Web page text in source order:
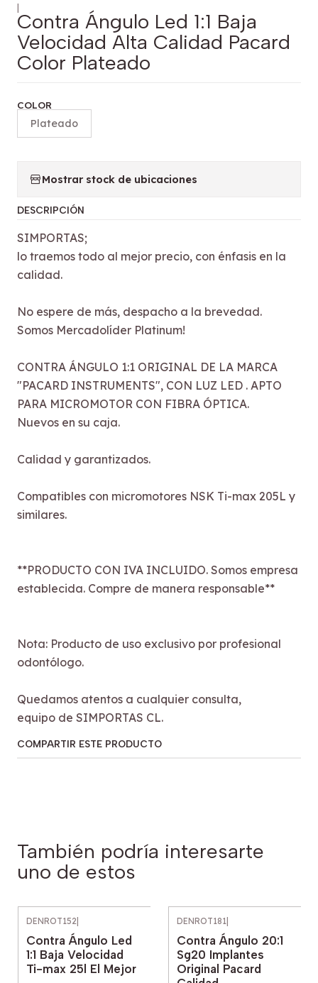
|
Contra Ángulo Led 1:1 Baja
Velocidad Alta Calidad Pacard
Color Plateado
COLOR
Plateado
Mostrar stock de ubicaciones
DESCRIPCIÓN
SIMPORTAS;
lo traemos todo al mejor precio, con énfasis en la
calidad.
No espere de más, despacho a la brevedad.
Somos Mercadolíder Platinum!
CONTRA ÁNGULO 1:1 ORIGINAL DE LA MARCA
"PACARD INSTRUMENTS", CON LUZ LED . APTO
PARA MICROMOTOR CON FIBRA ÓPTICA.
Nuevos en su caja.
Calidad y garantizados.
Compatibles con micromotores NSK Ti-max 205L y
similares.
**PRODUCTO CON IVA INCLUIDO. Somos empresa
establecida. Compre de manera responsable**
Nota: Producto de uso exclusivo por profesional
odontólogo.
Quedamos atentos a cualquier consulta,
equipo de SIMPORTAS CL.
COMPARTIR ESTE PRODUCTO
También podría interesarte
uno de estos
DENROT152
Contra Ángulo Led
1:1 Baja Velocidad
Ti-max 25l El Mejor
DENROT181
Contra Ángulo 20:1
Sg20 Implantes
Original Pacard